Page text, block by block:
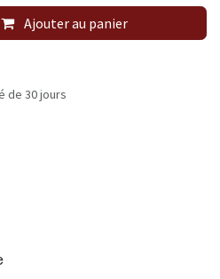
Ajouter au panier
de 30 jours